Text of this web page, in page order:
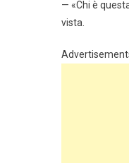
— «Chi è
vista.